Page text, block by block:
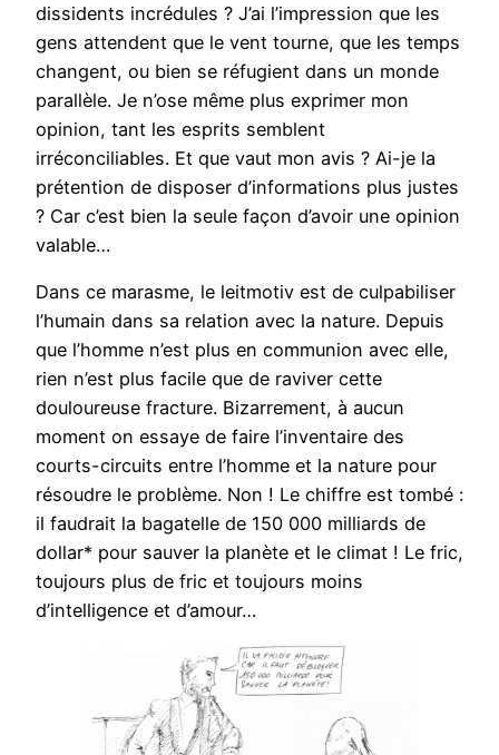
dissidents incrédules ? J’ai l’impression que les
gens attendent que le vent tourne, que les temps
changent, ou bien se réfugient dans un monde
parallèle. Je n’ose même plus exprimer mon
opinion, tant les esprits semblent
irréconciliables. Et que vaut mon avis ? Ai-je la
prétention de disposer d’informations plus justes
? Car c’est bien la seule façon d’avoir une opinion
valable…
Dans ce marasme, le leitmotiv est de culpabiliser
l’humain dans sa relation avec la nature. Depuis
que l’homme n’est plus en communion avec elle,
rien n’est plus facile que de raviver cette
douloureuse fracture. Bizarrement, à aucun
moment on essaye de faire l’inventaire des
courts-circuits entre l’homme et la nature pour
résoudre le problème. Non ! Le chiffre est tombé :
il faudrait la bagatelle de 150 000 milliards de
dollar* pour sauver la planète et le climat ! Le fric,
toujours plus de fric et toujours moins
d’intelligence et d’amour…